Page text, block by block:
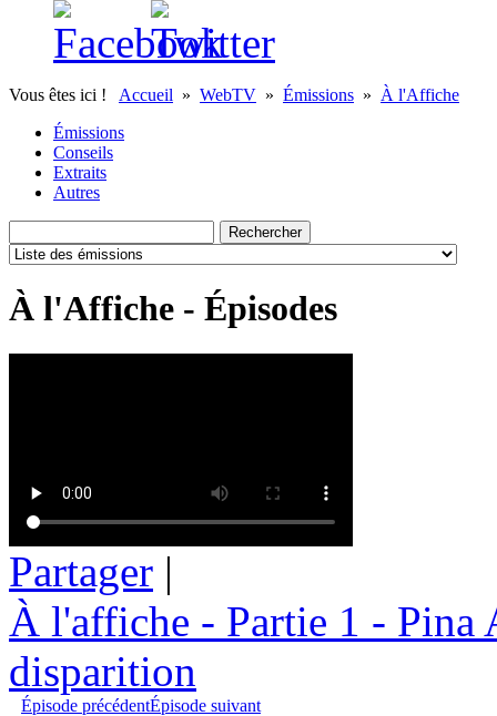
Vous êtes ici ! Accueil » WebTV » Émissions » À l'Affiche
Émissions
Conseils
Extraits
Autres
À l'Affiche - Épisodes
Partager |
À l'affiche - Partie 1 - Pina
disparition
Épisode précédentÉpisode suivant